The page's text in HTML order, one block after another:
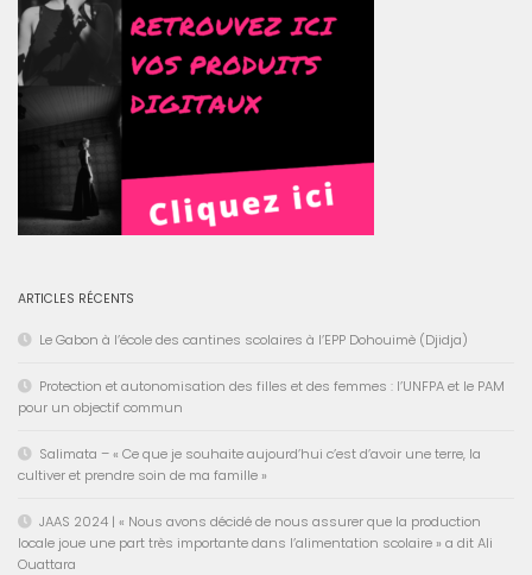
ARTICLES RÉCENTS
Le Gabon à l’école des cantines scolaires à l’EPP Dohouimè (Djidja)
Protection et autonomisation des filles et des femmes : l’UNFPA et le PAM
pour un objectif commun
Salimata – « Ce que je souhaite aujourd’hui c’est d’avoir une terre, la
cultiver et prendre soin de ma famille »
JAAS 2024 | « Nous avons décidé de nous assurer que la production
locale joue une part très importante dans l’alimentation scolaire » a dit Ali
Ouattara